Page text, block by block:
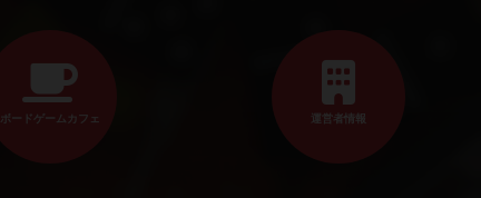
ボードゲームカフェ 運営者情報